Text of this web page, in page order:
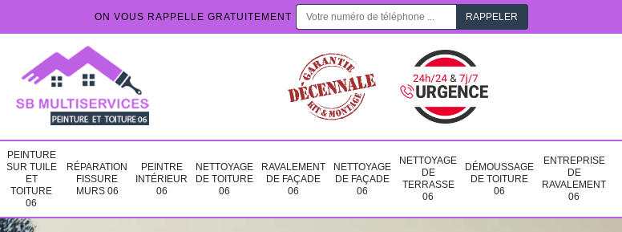
ON VOUS RAPPELLE GRATUITEMENT
PEINTURE
SUR TUILE
ET
TOITURE
06
RÉPARATION
FISSURE
MURS 06
PEINTRE
INTÉRIEUR
06
NETTOYAGE
DE TOITURE
06
RAVALEMENT
DE FAÇADE
06
NETTOYAGE
DE FAÇADE
06
NETTOYAGE
DE
TERRASSE
06
DÉMOUSSAGE
DE TOITURE
06
ENTREPRISE
DE
RAVALEMENT
06